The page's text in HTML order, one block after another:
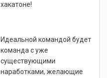
хакатоне!
Идеальной командой будет
команда с уже
существующими
наработками, желающие